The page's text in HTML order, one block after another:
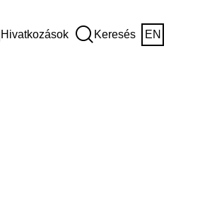
Hivatkozások Keresés EN